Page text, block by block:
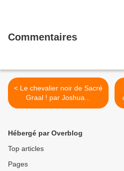
Commentaires
< Le chevalier noir de Sacré
Graal ! par Joshua...
Hébergé par Overblog
Top articles
Pages